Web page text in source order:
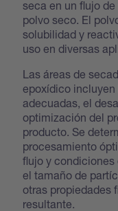
seca en un flujo
polvo seco. El
solubilidad y
uso en diversas
Las áreas de
epoxídico
adecuadas, el
optimización del
producto. Se
procesamiento
flujo y
el tamaño de
otras propiedades
resultante.